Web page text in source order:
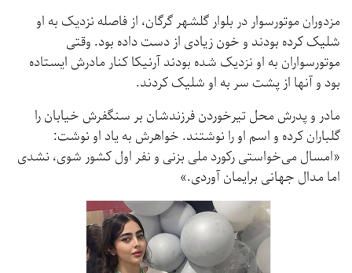
مزدوران موتورسوار در بلوار گلشهر گرگان، از فاصله نزدیک به او
شلیک کرده بودند و خون زیادی از دست داده بود. وقتی
موتورسواران به او نزدیک شده بودند آرنیکا کنار مادرش ایستاده
بود و آنها از پشت سر به او شلیک کردند.
مادر و پدرش محل تیرخوردن فرزندشان بر سنگفرش خیابان را
گلباران کرده و اسم او را نوشتند. خواهرش به یاد او نوشت:
«امسال می‌خواستی رکورد ملی بزنی و نفر اول کشور شوی، نشدی
اما مدال جهانی برایمان آوردی.»